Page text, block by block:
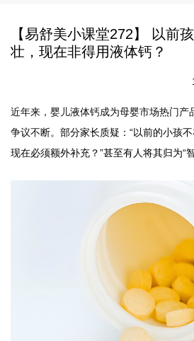
【易舒美小课堂272】 以前
壮，现在非得用液体钙？
近年来，婴儿液体钙成为母婴市场热门产
争议不断。 部分家长质疑： “以前的小孩
现在必须额外补充？ ”甚至有人将其归为“